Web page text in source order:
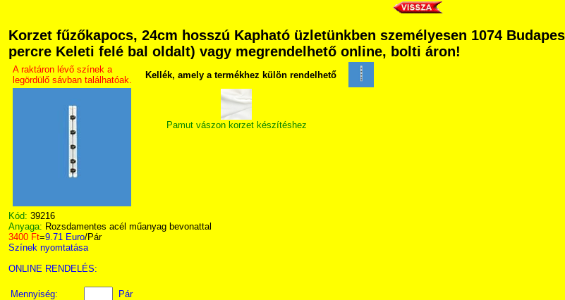
Korzet fűzőkapocs, 24cm hosszú Kapható üzletünkben személyesen 1074
percre Keleti felé bal oldalt) vagy megrendelhető online, bolti áron!
A raktáron lévő színek a
legördülő sávban találhatóak.
Kellék, amely a termékhez külön rendelhető
Pamut vászon korzet készítéshez
Kód: 39216
Anyaga: Rozsdamentes acél műanyag bevonattal
3400 Ft=9.71 Euro/Pár
Színek nyomtatása
ONLINE RENDELÉS:
Mennyiség:
Pár